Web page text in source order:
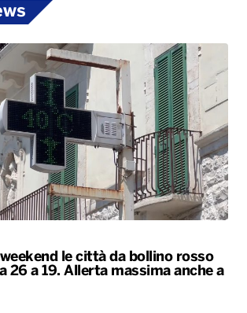
le città da bollino rosso
26 a 19. Allerta massima anche a